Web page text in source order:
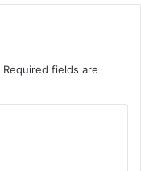
Required fields are